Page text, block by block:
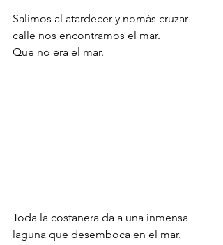
Salimos al atardecer y nomás cruzar
calle nos encontramos el mar.
Que no era el mar.
Toda la costanera da a una inmensa
laguna que desemboca en el mar.